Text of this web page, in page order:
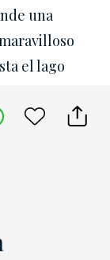
una
el lago